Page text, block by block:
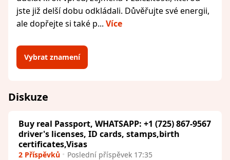
jste již delší dobu odkládali. Důvěřujte své energii,
ale dopřejte si také p... Více
Vybrat znamení
Diskuze
Buy real Passport, WHATSAPP: +1 (725) 867-9567
driver's licenses, ID cards, stamps,birth
certificates,Visas
2 Příspěvků Poslední příspěvek 17:35